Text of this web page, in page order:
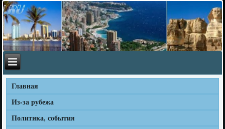
Главная
Из-за рубежа
Политика, события